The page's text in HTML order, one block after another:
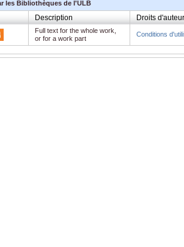
les Bibliothèques de l'ULB
Description Droits d'auteur
Full text for the whole work,
or for a work part
Conditions